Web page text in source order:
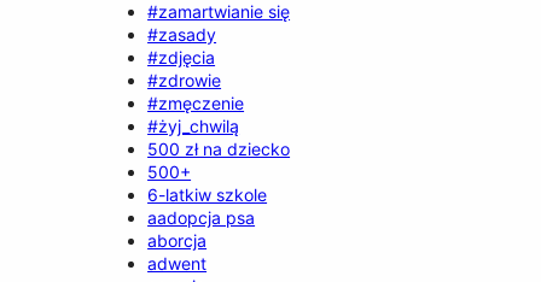
#zamartwianie się
#zasady
#zdjęcia
#zdrowie
#zmęczenie
#żyj_chwilą
500 zł na dziecko
500+
6-latkiw szkole
aadopcja psa
aborcja
adwent